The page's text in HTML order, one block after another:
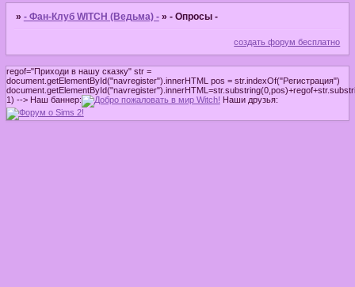
» - Фан-Клуб WITCH (Ведьма) - » - Опросы -
создать форум бесплатно
regof="Приходи в нашу сказку" str =
document.getElementById("navregister").innerHTML pos = str.indexOf("Регистрация")
1) --> Наш баннер: Наши друзья: